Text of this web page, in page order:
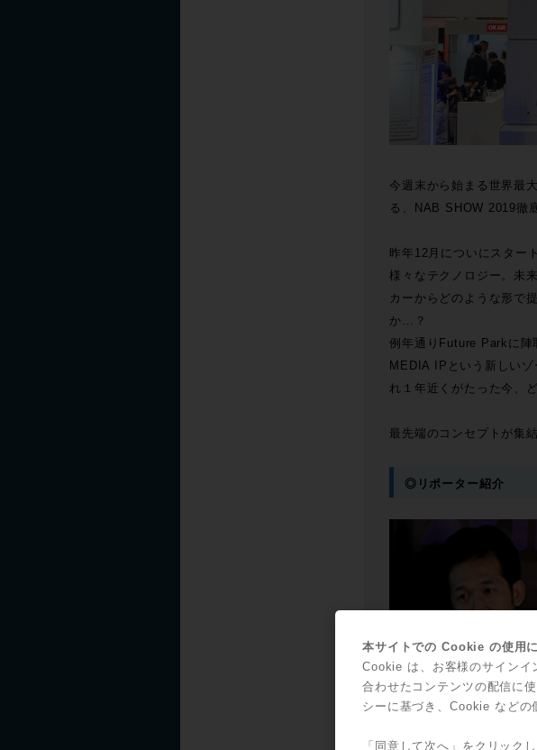
今週末から始まる世界最
る、NAB SHOW 2019徹
昨年12月についにスター
様々なテクノロジー。未
カーからどのような形で
か…？
例年通りFuture Parkに陣
MEDIA IPという新しい
れ１年近くがたった今、
最先端のコンセプトが集
◎リポーター紹介
本サイトでの Cookie の使用
Cookie は、お客様のサインイ
合わせたコンテンツの配信に
シーに基づき、Cookie などの
「同意して次へ」をクリック